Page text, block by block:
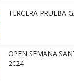
TERCERA PRUEBA
OPEN SEMANA
2024